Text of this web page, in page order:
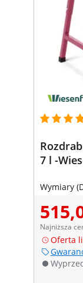
7 l -
Wymiary
Najniższa
Oferta